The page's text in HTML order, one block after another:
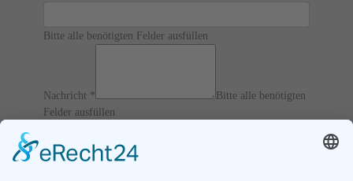
Bitte alle benötigten Felder ausfüllen
Nachricht *
Bitte alle benötigten
Felder ausfüllen